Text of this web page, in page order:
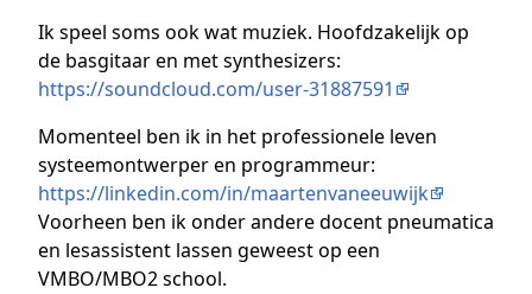
Ik speel soms ook wat muziek. Hoofdzakelijk op
de basgitaar en met synthesizers:
https://soundcloud.com/user-31887591
Momenteel ben ik in het professionele leven
systeemontwerper en programmeur:
https://linkedin.com/in/maartenvaneeuwijk
Voorheen ben ik onder andere docent pneumatica
en lesassistent lassen geweest op een
VMBO/MBO2 school.